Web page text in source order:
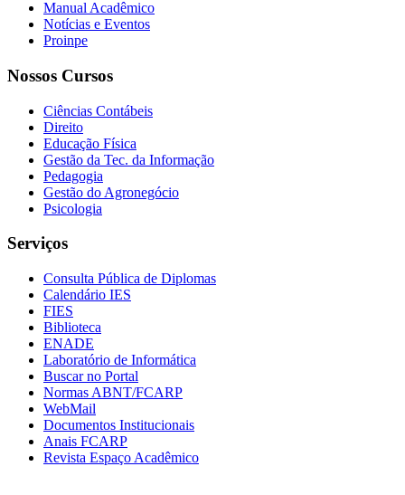
Manual Acadêmico
Notícias e Eventos
Proinpe
Nossos Cursos
Ciências Contábeis
Direito
Educação Física
Gestão da Tec. da Informação
Pedagogia
Gestão do Agronegócio
Psicologia
Serviços
Consulta Pública de Diplomas
Calendário IES
FIES
Biblioteca
ENADE
Laboratório de Informática
Buscar no Portal
Normas ABNT/FCARP
WebMail
Documentos Institucionais
Anais FCARP
Revista Espaço Acadêmico